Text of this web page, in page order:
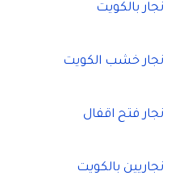
نجار بالكويت
نجار خشب الكويت
نجار فتح اقفال
نجاريين بالكويت